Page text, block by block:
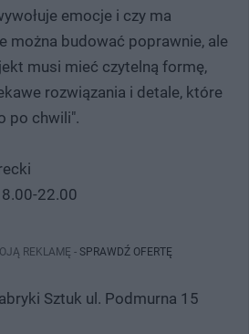
emocje i czy ma
można budować poprawnie, ale
musi mieć czytelną formę,
rozwiązania i detale, które
po chwili".
22.00
REKLAMĘ - SPRAWDŹ OFERTĘ
Sztuk ul. Podmurna 15